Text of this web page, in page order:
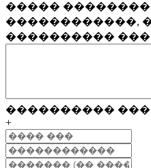
�����
������������,
����������
����������
+